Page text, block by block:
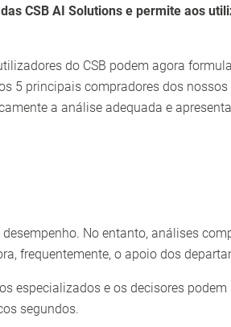
CSB AI Solutions e permite aos
do CSB podem agora
5 principais compradores dos
a análise adequada e
No entanto, análises
frequentemente, o apoio dos
especializados e os decisores
segundos.